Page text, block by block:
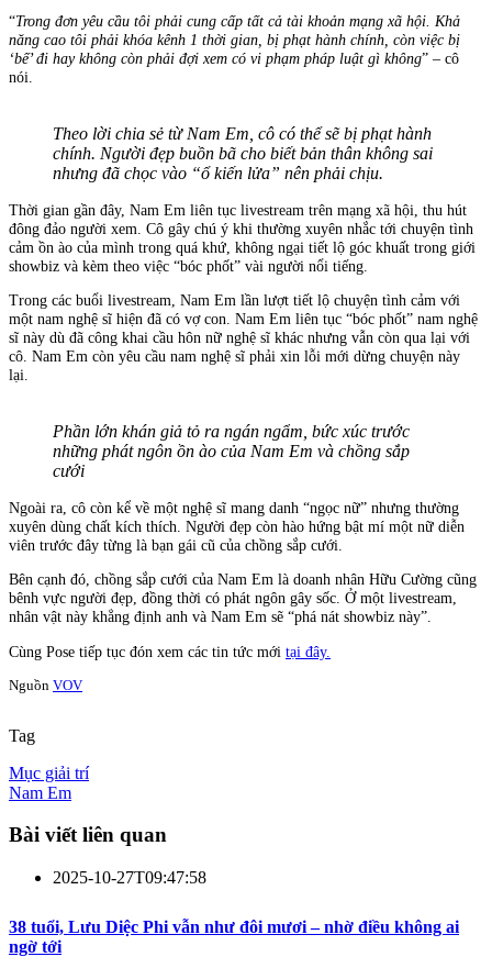
“Trong đơn yêu cầu tôi phải cung cấp tất cả tài khoản mạng xã hội. Khả
năng cao tôi phải khóa kênh 1 thời gian, bị phạt hành chính, còn việc bị
‘bế’ đi hay không còn phải đợi xem có vi phạm pháp luật gì không” – cô
nói.
Theo lời chia sẻ từ Nam Em, cô có thể sẽ bị phạt hành
chính. Người đẹp buồn bã cho biết bản thân không sai
nhưng đã chọc vào “ổ kiến lửa” nên phải chịu.
Thời gian gần đây, Nam Em liên tục livestream trên mạng xã hội, thu hút
đông đảo người xem. Cô gây chú ý khi thường xuyên nhắc tới chuyện tình
cảm ồn ào của mình trong quá khứ, không ngại tiết lộ góc khuất trong giới
showbiz và kèm theo việc “bóc phốt” vài người nổi tiếng.
Trong các buổi livestream, Nam Em lần lượt tiết lộ chuyện tình cảm với
một nam nghệ sĩ hiện đã có vợ con. Nam Em liên tục “bóc phốt” nam nghệ
sĩ này dù đã công khai cầu hôn nữ nghệ sĩ khác nhưng vẫn còn qua lại với
cô. Nam Em còn yêu cầu nam nghệ sĩ phải xin lỗi mới dừng chuyện này
lại.
Phần lớn khán giả tỏ ra ngán ngẩm, bức xúc trước
những phát ngôn ồn ào của Nam Em và chồng sắp
cưới
Ngoài ra, cô còn kể về một nghệ sĩ mang danh “ngọc nữ” nhưng thường
xuyên dùng chất kích thích. Người đẹp còn hào hứng bật mí một nữ diễn
viên trước đây từng là bạn gái cũ của chồng sắp cưới.
Bên cạnh đó, chồng sắp cưới của Nam Em là doanh nhân Hữu Cường cũng
bênh vực người đẹp, đồng thời có phát ngôn gây sốc. Ở một livestream,
nhân vật này khẳng định anh và Nam Em sẽ “phá nát showbiz này”.
Cùng Pose tiếp tục đón xem các tin tức mới tại đây.
Nguồn VOV
Tag
Mục giải trí
Nam Em
Bài viết liên quan
2025-10-27T09:47:58
38 tuổi, Lưu Diệc Phi vẫn như đôi mươi – nhờ điều không ai
ngờ tới